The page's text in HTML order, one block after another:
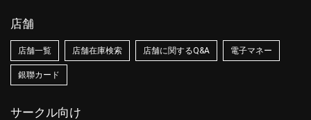
店舗
店舗一覧 店舗在庫検索 店舗に関するQ&A 電子マネー
銀聯カード
サークル向け